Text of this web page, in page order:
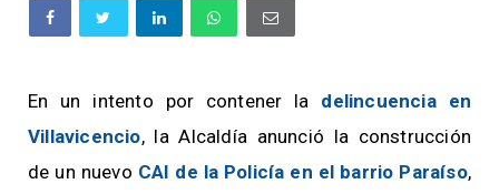
En un intento por contener la delincuencia en
Villavicencio, la Alcaldía anunció la construcción
de un nuevo CAI de la Policía en el barrio Paraíso,